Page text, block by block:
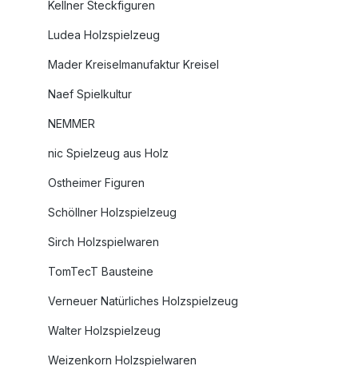
Kellner Steckfiguren
Ludea Holzspielzeug
Mader Kreiselmanufaktur Kreisel
Naef Spielkultur
NEMMER
nic Spielzeug aus Holz
Ostheimer Figuren
Schöllner Holzspielzeug
Sirch Holzspielwaren
TomTecT Bausteine
Verneuer Natürliches Holzspielzeug
Walter Holzspielzeug
Weizenkorn Holzspielwaren